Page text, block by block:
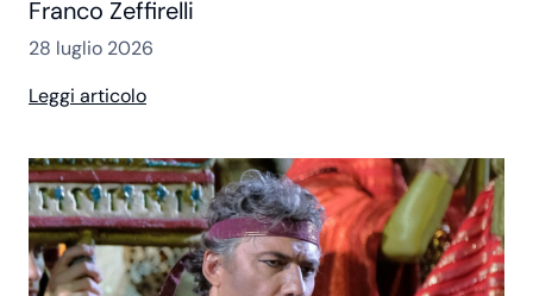
Franco Zeffirelli
28 luglio 2026
Leggi articolo